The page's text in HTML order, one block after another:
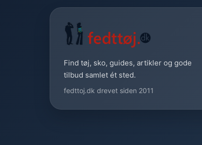
Find tøj, sko, guides, artikler og gode
tilbud samlet ét sted.
fedttoj.dk drevet siden 2011